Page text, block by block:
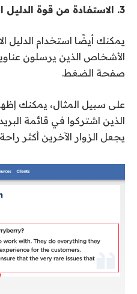
3. الاستفادة من قوة الدليل الاجتماعي لتعزيز التحويلات
يمكنك أيضًا استخدام الدليل
الأشخاص الذين يرسلون
صفحة الضغط.
على سبيل المثال، يمكنك
الذين اشتركوا في قائمة
يجعل الزوار الآخرين أكثر